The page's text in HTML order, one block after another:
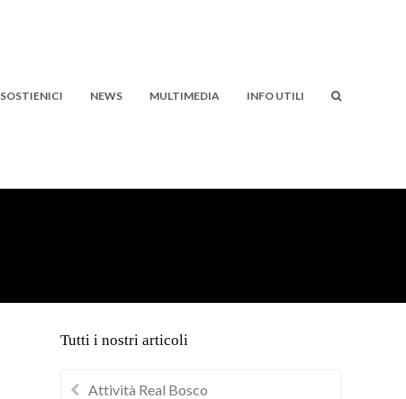
SOSTIENICI NEWS MULTIMEDIA INFO UTILI
Tutti i nostri articoli
Attività Real Bosco